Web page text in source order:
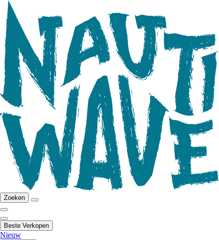
Zoeken
Beste Verkopen
Nieuw